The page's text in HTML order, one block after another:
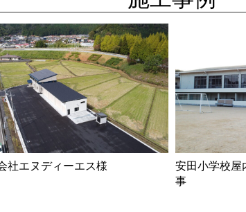
社エヌディーエス様
安田小学校屋
事